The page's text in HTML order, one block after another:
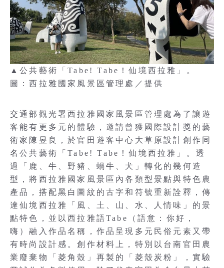
▲公共藝術「Tabe! Tabe！仙境西拉雅」。
圖：西拉雅國家風景區管理處／提供
交通部觀光署西拉雅國家風景區管理處為了讓遊
客能有更多元的體驗，邀請曾獲國際設計獎的藝
術家陳昱良，於官田遊客中心大草原設計創作同
名公共藝術「Tabe! Tabe！仙境西拉雅」。透
過「鹿、牛、野豬、蝸牛、犬」轉化的幾何造
型，將西拉雅國家風景區內各類型景點與特色農
產品，搭配黑白圖紋的古字和符號重新詮釋，傳
達仙境西拉雅「風、土、山、水、人情味」的景
點特色，並以西拉雅語Tabe（語意：你好，
嗨）融入作品名稱，作品呈現多元民俗元素又帶
有時尚設計感。創作材料上，特別以台南官田農
業廢棄物「菱角殼」再製的「菱殼炭粉」，實驗